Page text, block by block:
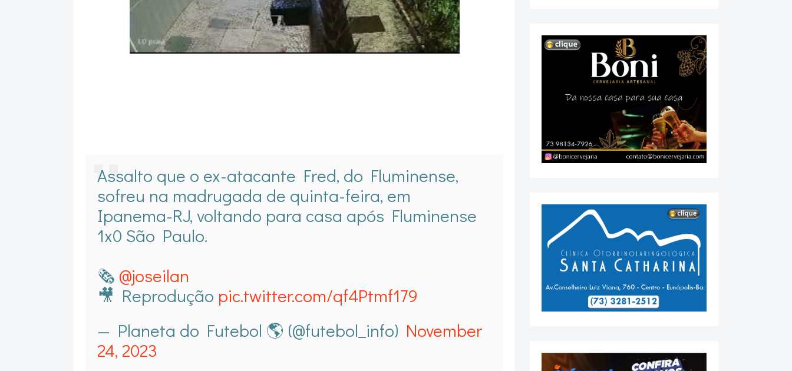
Assalto que o ex-atacante Fred, do Fluminense,
sofreu na madrugada de quinta-feira, em
Ipanema-RJ, voltando para casa após Fluminense
1x0 São Paulo.
🗞 @joseilan
🎥 Reprodução pic.twitter.com/qf4Ptmf179
— Planeta do Futebol 🌎 (@futebol_info) November
24, 2023